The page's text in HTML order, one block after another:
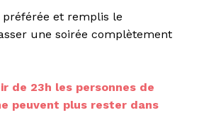
et remplis le
une soirée complètement
de 23h les personnes de
peuvent plus rester dans